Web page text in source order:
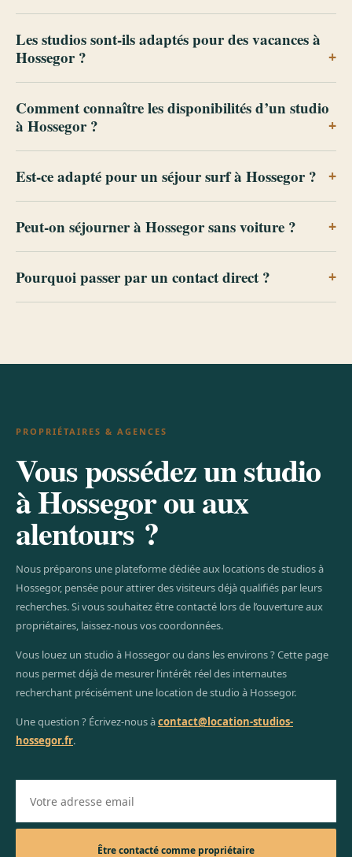
Les studios sont-ils adaptés pour des vacances à
Hossegor ?
Comment connaître les disponibilités d’un studio
à Hossegor ?
Est-ce adapté pour un séjour surf à Hossegor ?
Peut-on séjourner à Hossegor sans voiture ?
Pourquoi passer par un contact direct ?
PROPRIÉTAIRES & AGENCES
Vous possédez un studio
à Hossegor ou aux
alentours ?
Nous préparons une plateforme dédiée aux locations de studios à
Hossegor, pensée pour attirer des visiteurs déjà qualifiés par leurs
recherches. Si vous souhaitez être contacté lors de l’ouverture aux
propriétaires, laissez-nous vos coordonnées.
Vous louez un studio à Hossegor ou dans les environs ? Cette page
nous permet déjà de mesurer l’intérêt réel des internautes
recherchant précisément une location de studio à Hossegor.
Une question ? Écrivez-nous àcontact@location-studios-
hossegor.fr.
Être contacté comme propriétaire